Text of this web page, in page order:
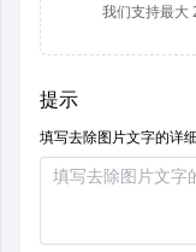
我们支持最大
提示
填写去除图片文字的详